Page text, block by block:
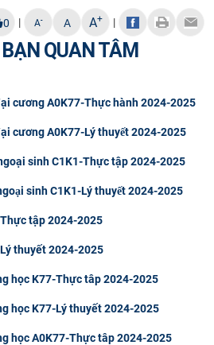
0 | A- A A+ |
QUAN TÂM
cương A0K77-Thực hành 2024-2025
cương A0K77-Lý thuyết 2024-2025
sinh C1K1-Thực tập 2024-2025
sinh C1K1-Lý thuyết 2024-2025
tập 2024-2025
thuyết 2024-2025
học K77-Thực tâp 2024-2025
học K77-Lý thuyết 2024-2025
học A0K77-Thực tâp 2024-2025